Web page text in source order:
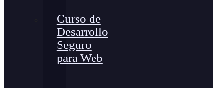
Curso de
Desarrollo
Seguro
para Web